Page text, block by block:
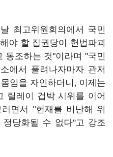
최고위원회의에서 국민
야 할 집권당이 헌법파괴
동조하는 것"이라며 "국민
에서 풀려나자마자 관저
임을 자인하더니, 이제는
릴레이 겁박 시위를 이어
면서 "헌재를 비난해 위
당화될 수 없다"고 강조